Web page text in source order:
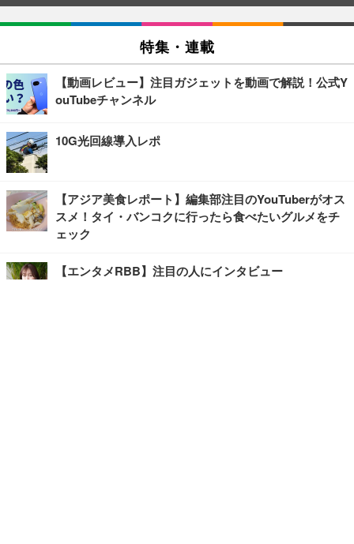
特集・連載
【動画レビュー】注目ガジェットを動画で解説！公式Y
ouTubeチャンネル
10G光回線導入レポ
【アジア美食レポート】編集部注目のYouTuberがオス
スメ！タイ・バンコクに行ったら食べたいグルメをチ
ェック
【エンタメRBB】注目の人にインタビュー